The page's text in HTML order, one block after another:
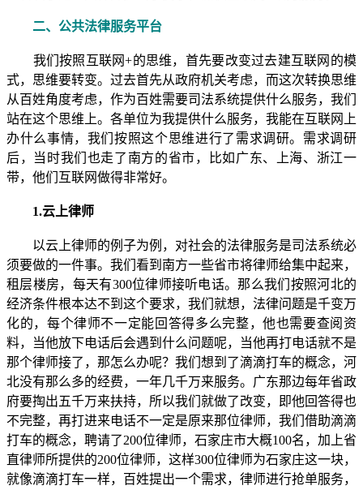
二、公共法律服务平台
我们按照互联网+的思维，首先要改变过去建互联网的模
式，思维要转变。过去首先从政府机关考虑，而这次转换思维
从百姓角度考虑，作为百姓需要司法系统提供什么服务，我们
站在这个思维上。各单位为我提供什么服务，我能在互联网上
办什么事情，我们按照这个思维进行了需求调研。需求调研
后，当时我们也走了南方的省市，比如广东、上海、浙江一
带，他们互联网做得非常好。
1.云上律师
以云上律师的例子为例，对社会的法律服务是司法系统必
须要做的一件事。我们看到南方一些省市将律师给集中起来，
租层楼房，每天有300位律师接听电话。那么我们按照河北的
经济条件根本达不到这个要求，我们就想，法律问题是千变万
化的，每个律师不一定能回答得多么完整，他也需要查阅资
料，当他放下电话后会遇到什么问题呢，当他再打电话就不是
那个律师接了，那怎么办呢？我们想到了滴滴打车的概念，河
北没有那么多的经费，一年几千万来服务。广东那边每年省政
府要掏出五千万来扶持，所以我们就做了改变，即他回答得也
不完整，再打进来电话不一定是原来那位律师，我们借助滴滴
打车的概念，聘请了200位律师，石家庄市大概100名，加上省
直律师所提供的200位律师，这样300位律师为石家庄这一块，
就像滴滴打车一样，百姓提出一个需求，律师进行抢单服务，